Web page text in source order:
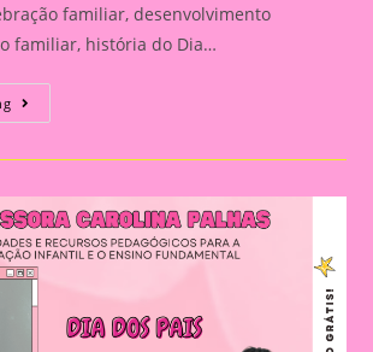
familiar, desenvolvimento
familiar, história do Dia…
Atividade
Para
Dia
Dia
Dos
Pais:
Celebração
E
Na
Educação
Infantil